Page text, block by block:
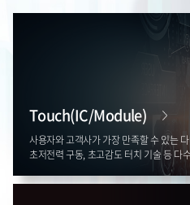
Touch(IC/Module)
사용자와 고객사가 가장 만족할 수 있는
초저전력 구동, 초고감도 터치 기술 등 다